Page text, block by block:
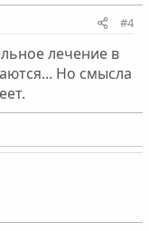
#4
лечение в
Но смысла